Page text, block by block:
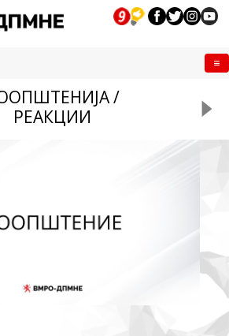
/
РЕАКЦИИ